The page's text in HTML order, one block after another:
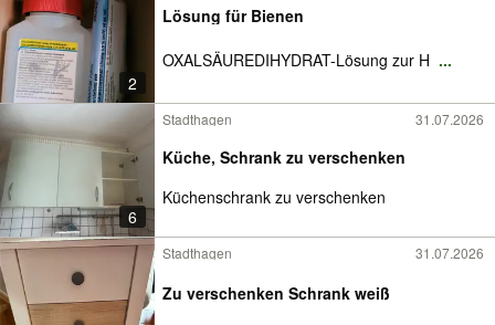
2
Lösung für Bienen
OXALSÄUREDIHYDRAT-Lösung zur H ...
6
Stadthagen 31.07.2026
Küche, Schrank zu verschenken
Küchenschrank zu verschenken
Stadthagen 31.07.2026
Zu verschenken Schrank weiß